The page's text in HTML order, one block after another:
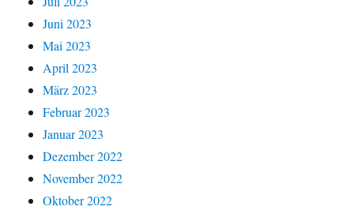
Juni 2023
Mai 2023
April 2023
März 2023
Februar 2023
Januar 2023
Dezember 2022
November 2022
Oktober 2022